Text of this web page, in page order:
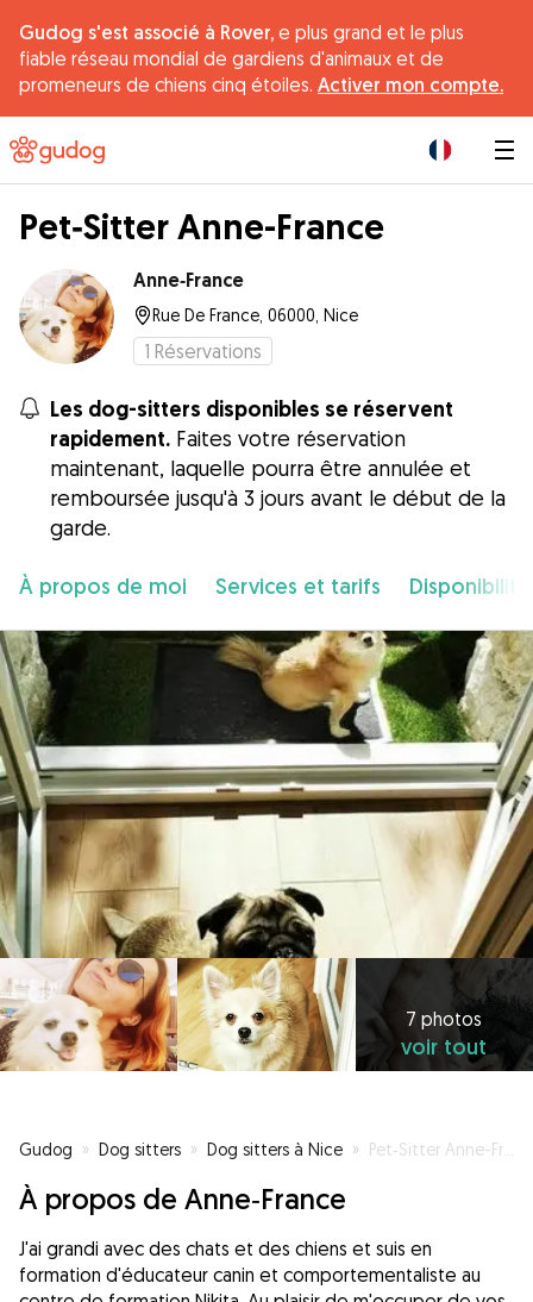
Gudog s'est associé à Rover, e plus grand et le plus
fiable réseau mondial de gardiens d'animaux et de
promeneurs de chiens cinq étoiles. Activer mon compte.
Pet‐Sitter Anne-France
Anne‐France
Rue De France, 06000, Nice
1 Réservations
Les dog-sitters disponibles se réservent
rapidement. Faites votre réservation
maintenant, laquelle pourra être annulée et
remboursée jusqu'à 3 jours avant le début de la
garde.
À propos de moi Services et tarifs Disponibilité
7 photos
voir tout
Gudog » Dog sitters » Dog sitters à Nice » Pet‐Sitter Anne-France
À propos de Anne‐France
J'ai grandi avec des chats et des chiens et suis en
formation d'éducateur canin et comportementaliste au